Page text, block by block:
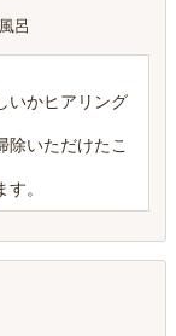
呂
いかヒアリング
除いただけたこ
。